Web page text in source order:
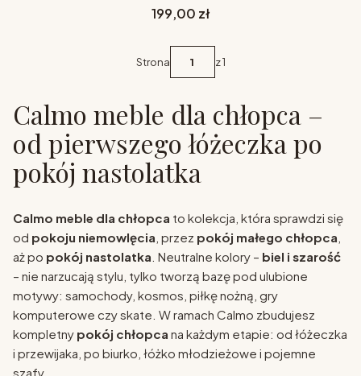
Cena
199,00 zł
Strona z 1
Calmo meble dla chłopca –
od pierwszego łóżeczka po
pokój nastolatka
Calmo meble dla chłopca to kolekcja, która sprawdzi się
od pokoju niemowlęcia , przez pokój małego chłopca
aż po pokój nastolatka . Neutralne kolory – biel i szarość
– nie narzucają stylu, tylko tworzą bazę pod ulubione
motywy: samochody, kosmos, piłkę nożną, gry
komputerowe czy skate. W ramach Calmo zbudujesz
kompletny pokój chłopca na każdym etapie: od łóżeczka
i przewijaka, po biurko, łóżko młodzieżowe i pojemne
szafy.